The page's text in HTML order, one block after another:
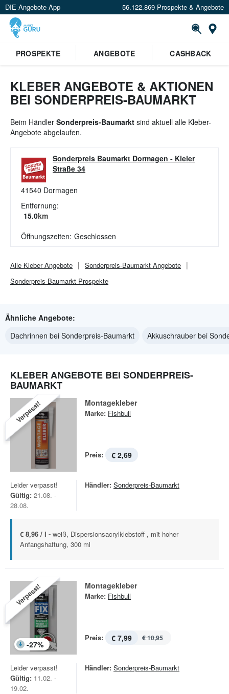
DIE Angebote App 56.122.869 Prospekte & Angebote
Standort festlegen
PROSPEKTE ANGEBOTE CASHBACK
KLEBER ANGEBOTE & AKTIONEN
BEI SONDERPREIS-BAUMARKT
Beim Händler Sonderpreis-Baumarkt sind aktuell alle Kleber-
Angebote abgelaufen.
Sonderpreis Baumarkt Dormagen - Kieler
Straße 34
41540 Dormagen
Entfernung:
15.0km
Öffnungszeiten: Geschlossen
Alle KleberAngebote Sonderpreis-Baumarkt Angebote
Sonderpreis-Baumarkt Prospekte
Ähnliche Angebote:
Dachrinnen bei Sonderpreis-Baumarkt
Akkuschrauber bei
KLEBER ANGEBOTE BEI SONDERPREIS-
BAUMARKT
Verpasst! Montagekleber
Marke: Fishbull
Preis: € 2,69
Leider verpasst!
Gültig: 21.08. -
28.08.
Händler: Sonderpreis-Baumarkt
€ 8,96 / l - weiß, Dispersionsacrylklebstoff , mit hoher
Anfangshaftung, 300 ml
Verpasst!
-27%
Montagekleber
Marke: Fishbull
Preis: € 7,99 € 10,95
Leider verpasst!
Gültig: 11.02. -
19.02.
Händler: Sonderpreis-Baumarkt